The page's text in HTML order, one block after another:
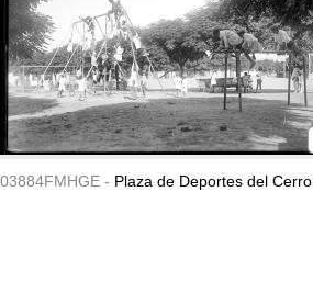
03884FMHGE - Plaza de Deportes del Cerro.